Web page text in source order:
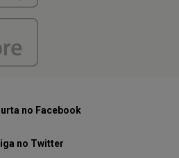
no Facebook
no Twitter